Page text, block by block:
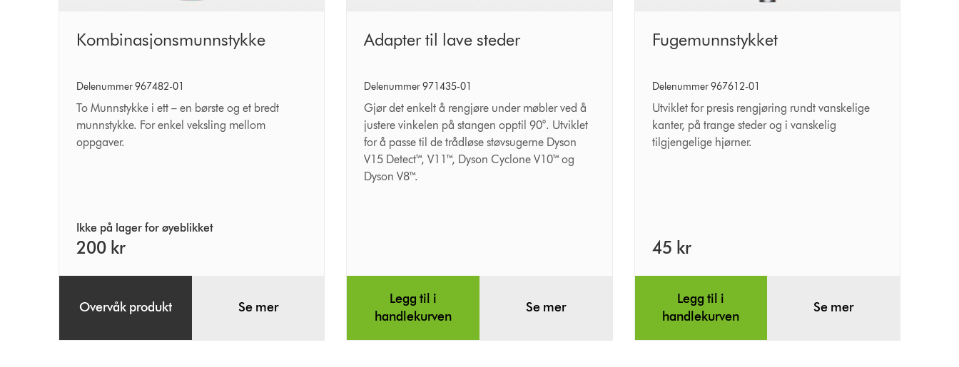
Kombinasjonsmunnstykke
Kombinasjonsmunnstykke
Delenummer 967482-01
To Munnstykke i ett – en børste og et bredt
munnstykke. For enkel veksling mellom
oppgaver.
Ikke på lager for øyeblikket
200 kr
Overvåk produkt Se mer
Adapter
lave
steder
Adapter til lave steder
Delenummer 971435-01
Gjør det enkelt å rengjøre under møbler ved å
justere vinkelen på stangen opptil 90°. Utviklet
for å passe til de trådløse støvsugerne Dyson
V15 Detect™, V11™, Dyson Cyclone V10™ og
Dyson V8™.
Legg til i
handlekurven
Se mer
Fugemunnstykket
Fugemunnstykket
Delenummer 967612-01
Utviklet for presis rengjøring rundt vanskelige
kanter, på trange steder og i vanskelig
tilgjengelige hjørner.
45 kr
Legg til i
handlekurven
Se mer